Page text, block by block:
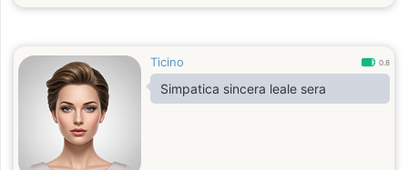
Ticino 0.8
Simpatica sincera leale sera